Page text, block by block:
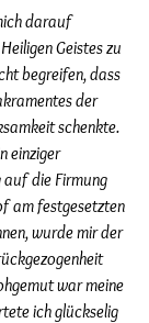
darauf
Geistes zu
begreifen, dass
der
schenkte.
einziger
auf die Firmung
am festgesetzten
wurde mir der
war meine
ich glückselig